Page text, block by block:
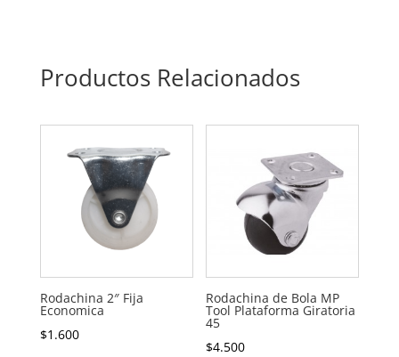
Productos Relacionados
Rodachina 2″ Fija
Economica
$1.600
Rodachina de Bola MP
Tool Plataforma Giratoria
45
$4.500